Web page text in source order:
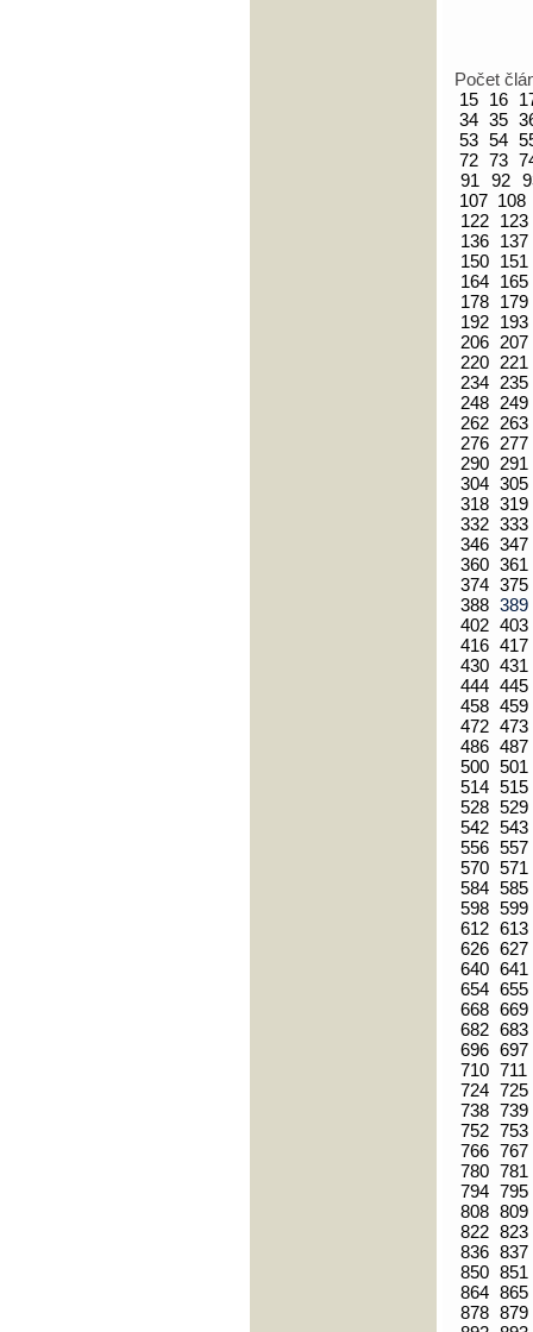
Počet
15 16
34 35
53 54
72 73
91
92
107 108
122
123
136
137
150
151
164
165
178
179
192
193
206 207
220
221
234
235
248
249
262
263
276
277
290
291
304 305
318 319
332 333
346 347
360 361
374 375
388
402 403
416 417
430 431
444 445
458 459
472 473
486 487
500 501
514 515
528 529
542 543
556 557
570 571
584 585
598 599
612 613
626 627
640 641
654 655
668 669
682 683
696 697
710 711
724 725
738 739
752 753
766 767
780 781
794 795
808 809
822 823
836 837
850 851
864 865
878 879